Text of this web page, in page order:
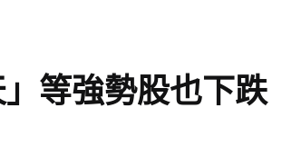
等強勢股也下跌